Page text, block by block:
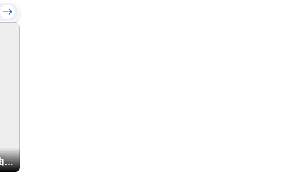
第98回全国花火競技大会「大曲の花火」